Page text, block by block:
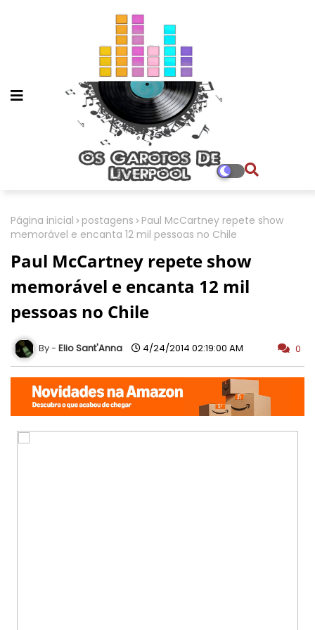
Página inicial postagens
Paul McCartney repete show
memorável e encanta 12 mil pessoas no Chile
Paul McCartney repete show
memorável e encanta 12 mil
pessoas no Chile
Elio Sant'Anna 4/24/2014 02:19:00 AM 0